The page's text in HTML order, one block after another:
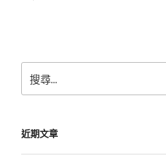
尋
字:
近期文章